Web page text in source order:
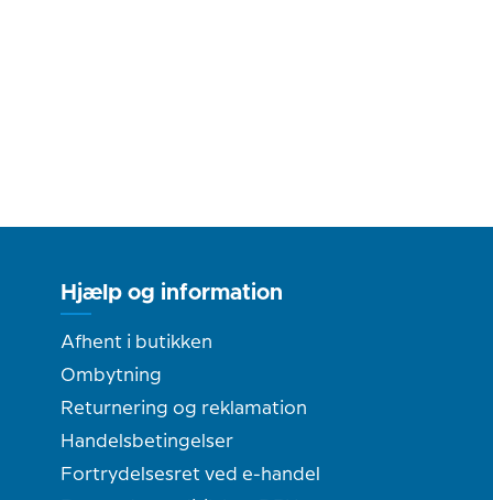
Hjælp og information
Afhent i butikken
Ombytning
Returnering og reklamation
Handelsbetingelser
Fortrydelsesret ved e-handel